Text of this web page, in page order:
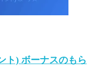
ト) ボーナスのもら